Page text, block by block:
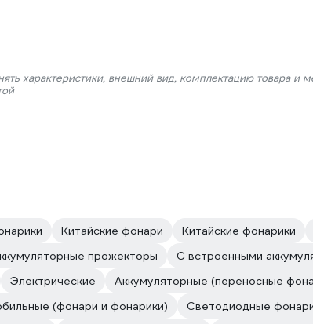
характеристики, внешний вид, комплектацию товара и
Китайские фонари
Китайские фонарики
прожекторы
С встроенными
Электрические
Аккумуляторные (переносные
(фонари и фонарики)
Светодиодные